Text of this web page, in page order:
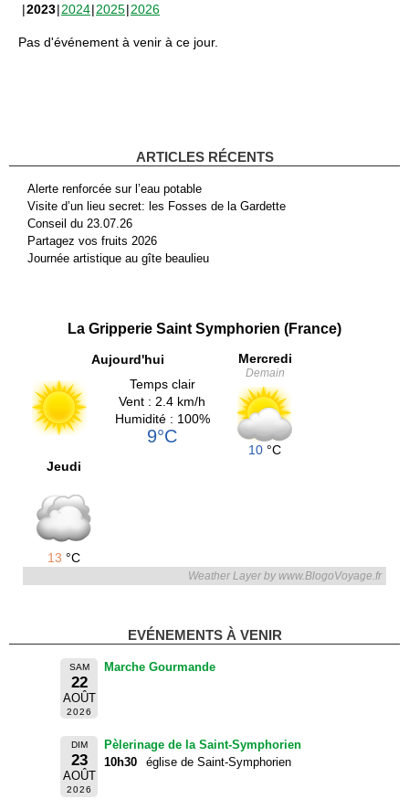
2023 2024 2025 2026
Pas d'événement à venir à ce jour.
ARTICLES RÉCENTS
Alerte renforcée sur l’eau potable
Visite d’un lieu secret: les Fosses de la Gardette
Conseil du 23.07.26
Partagez vos fruits 2026
Journée artistique au gîte beaulieu
La Gripperie Saint Symphorien (France)
Aujourd'hui
Temps clair
Vent : 2.4 km/h
Humidité : 100%
9°C
Mercredi
Demain
10 °C
Jeudi
13 °C
Weather Layer by www.BlogoVoyage.fr
EVÉNEMENTS À VENIR
SAM
22
AOÛT
2026
Marche Gourmande
DIM
23
AOÛT
2026
Pèlerinage de la Saint-Symphorien
10h30
église de Saint-Symphorien